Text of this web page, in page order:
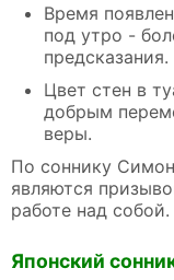
Время
под утро -
предсказания.
Цвет стен в
добрым
веры.
По соннику
являются
работе над собой.
Японский